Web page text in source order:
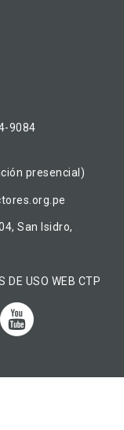
9084
presencial)
San Isidro,
DE USO WEB CTP